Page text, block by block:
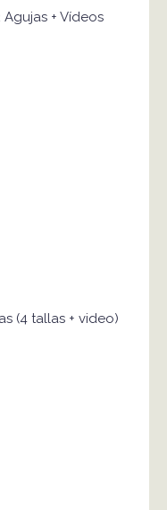
+ Vídeos
(4 tallas + video)